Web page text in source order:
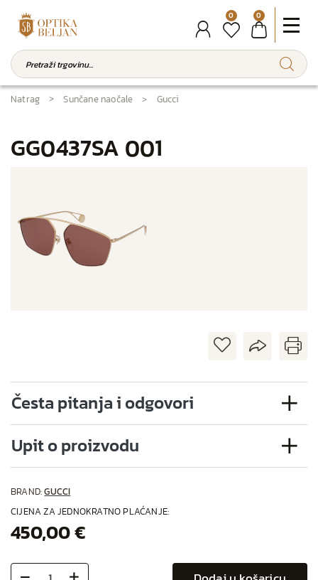
0 0
Natrag Sunčane naočale Gucci
GG0437SA 001
Česta pitanja i odgovori
Upit o proizvodu
BRAND:GUCCI
CIJENA ZA JEDNOKRATNO PLAĆANJE:
450,00 €